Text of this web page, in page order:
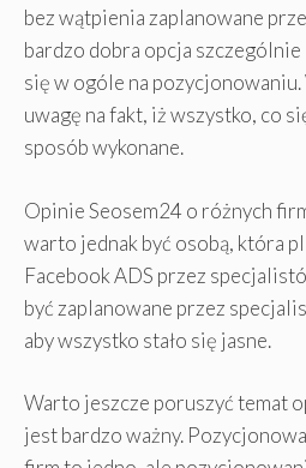
bez wątpienia zaplanowane
bardzo dobra opcja
się w ogóle na
uwagę na fakt, iż wszystko, co
sposób wykonane.
Opinie Seosem24 o różnych
warto jednak być osobą, która
Facebook ADS przez
być zaplanowane przez
aby wszystko stało się jasne.
Warto jeszcze poruszyć temat
jest bardzo ważny.